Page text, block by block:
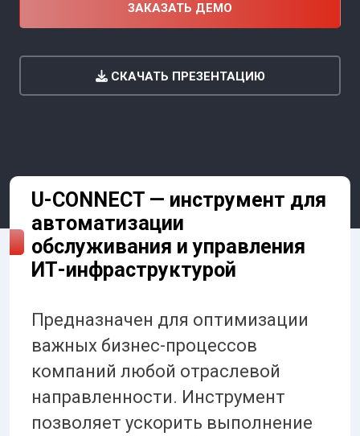
ЗАКАЗАТЬ ДЕМО
СКАЧАТЬ ПРЕЗЕНТАЦИЮ
U-CONNECT — инструмент для
автоматизации
обслуживания и управления
ИТ-инфраструктурой
Предназначен для оптимизации
важных бизнес-процессов
компаний любой отраслевой
направленности. Инструмент
позволяет ускорить выполнение